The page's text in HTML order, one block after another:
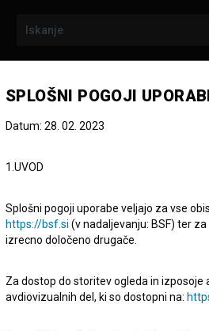
kinematografija se bo
v Ljubljani.
SPLOŠNI POGOJI
Datum: 28. 02. 2023
1.UVOD
Splošni pogoji uporabe veljajo za vse
https://bsf.si (v nadaljevanju: BSF) ter
izrecno določeno drugače.
Za dostop do storitev ogleda in izposoje
avdiovizualnih del, ki so dostopni na: